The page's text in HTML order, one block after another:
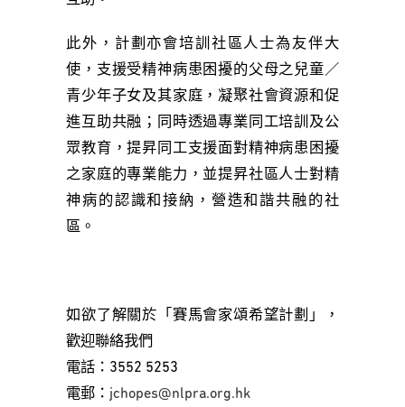
此外，計劃亦會培訓社區人士為友伴大
使，支援受精神病患困擾的父母之兒童／
青少年子女及其家庭，凝聚社會資源和促
進互助共融；同時透過專業同工培訓及公
眾教育，提昇同工支援面對精神病患困擾
之家庭的專業能力，並提昇社區人士對精
神病的認識和接納，營造和諧共融的社
區。
如欲了解關於「賽馬會家頌希望計劃」，
歡迎聯絡我們
電話：3552 5253
電郵： jchopes@nlpra.org.hk